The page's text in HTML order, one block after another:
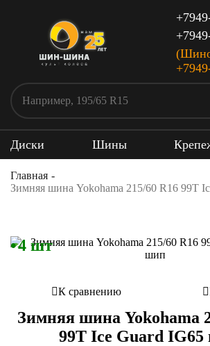
Диски Шины
Главная
Зимняя шина Yokohama 215/60 R16 99T
4 шт
К сравнению
Зимняя шина Yokohama
99T Ice Guard